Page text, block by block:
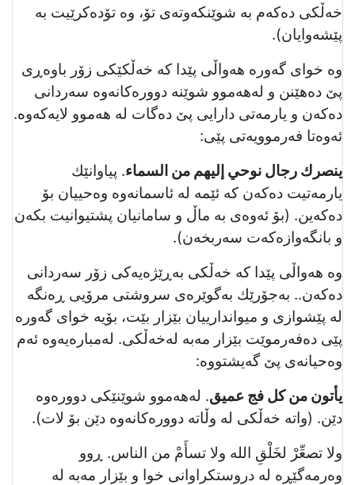
خەڵكی دەكەم بە شوێنكەوتەی تۆ، وە تۆدەكرێیت بە
پێشەوایان).
وە خوای گەورە هەواڵی پێدا كە خەڵكێكی زۆر باوەڕی
پێ دەهێنن و لەهەموو شوێنە دوورەكانەوە سەردانی
دەكەن و یارمەتی دارایی پێ دەگات لە هەموو لایەكەوە.
ئەوەتا فەرموویەتی پێی:
ینصرك رجال نوحي إلیھم من السماء. پیاوانێك
یارمەتیت دەكەن كە ئێمە لە ئاسمانەوە وەحییان بۆ
دەكەین. (بۆ ئەوەی بە ماڵ و سامانیان پشتیوانیت بكەن
و بانگەوازەكەت سەربخەن).
وە هەواڵی پێدا كە خەڵكی بەڕێژەیەكی زۆر سەردانی
دەكەن.. بەجۆرێك بەگوێرەی سروشتی مرۆیی ڕەنگە
لە پێشوازی و میواندارییان بێزار بێت، بۆیە خوای گەورە
پێی دەفەرموێت بێزار مەبە لەخەڵكی. لەمبارەیەوە ئەم
وەحیانەی پێ گەیشتووە:
یأتون من كل فج عمیق. لەهەموو شوێنێكی دوورەوە
دێن. (واتە خەڵكی لە وڵاتە دوورەكانەوە دێن بۆ لات).
ولا تصعِّرْ لخَلْقِ الله ولا تسأَمْ من الناس. ڕوو
وەرمەگێڕە لە دروستكراوانی خوا و بێزار مەبە لە